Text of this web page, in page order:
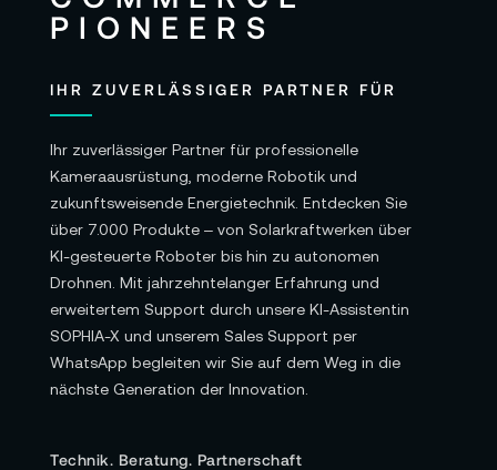
IHR ZUVERLÄSSIGER PARTNER FÜR
Ihr zuverlässiger Partner für professionelle
Kameraausrüstung, moderne Robotik und
zukunftsweisende Energietechnik. Entdecken Sie
über 7.000 Produkte – von Solarkraftwerken über
KI-gesteuerte Roboter bis hin zu autonomen
Drohnen. Mit jahrzehntelanger Erfahrung und
erweitertem Support durch unsere KI-Assistentin
SOPHIA-X und unserem Sales Support per
WhatsApp begleiten wir Sie auf dem Weg in die
nächste Generation der Innovation.
Technik. Beratung. Partnerschaft